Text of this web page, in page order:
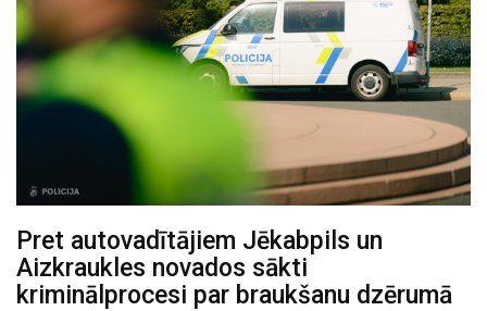
Pret autovadītājiem Jēkabpils un
Aizkraukles novados sākti
kriminālprocesi par braukšanu dzērumā